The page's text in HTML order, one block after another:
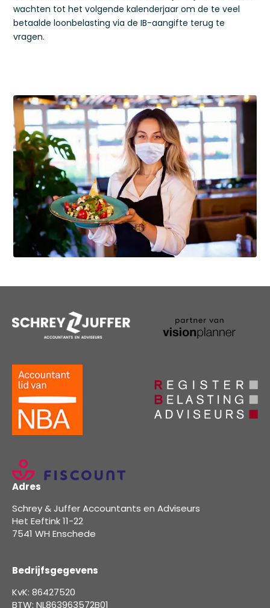
wachten tot het volgende kalenderjaar om de te veel
betaalde loonbelasting via de IB-aangifte terug te
vragen.
Adres
Schrey & Juffer Accountants en Adviseurs
Het Eeftink 11-22
7541 WH Enschede
Bedrijfsgegevens
KvK: 86427520
BTW: NL863963572B01